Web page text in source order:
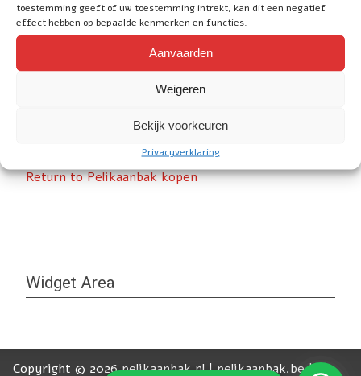
toestemming geeft of uw toestemming intrekt, kan dit een negatief
effect hebben op bepaalde kenmerken en functies.
Aanvaarden
Weigeren
Bekijk voorkeuren
Privacyverklaring
Return to Pelikaanbak kopen
Widget Area
Copyright © 2026 pelikaanbak.nl | pelikaanbak.be |